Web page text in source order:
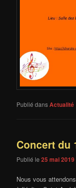
Publié dansActualité
Concert du
Publié le25 mai 2019
Nous vous